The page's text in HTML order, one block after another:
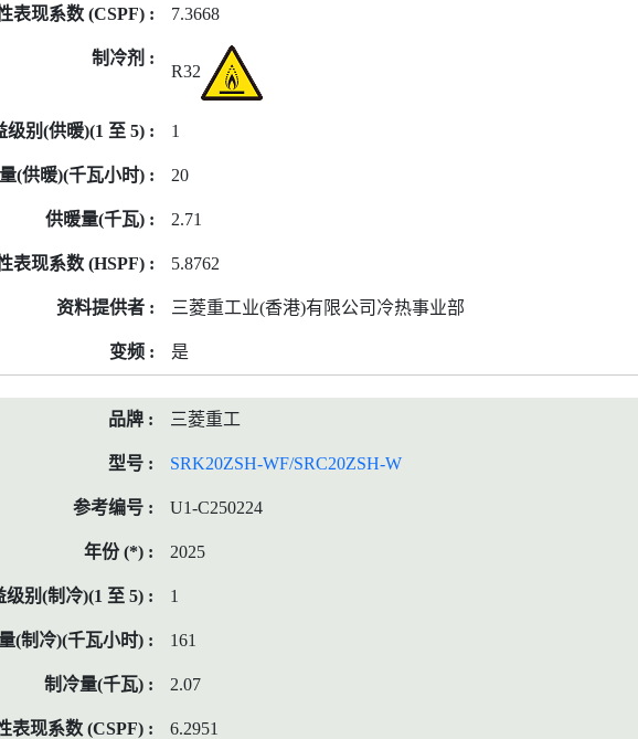
7.3668
R32
1
20
2.71
5.8762
三菱重工业(香港)有限公司冷热事业部
是
三菱重工
SRK20ZSH-WF/SRC20ZSH-W
U1-C250224
2025
1
161
2.07
6.2951